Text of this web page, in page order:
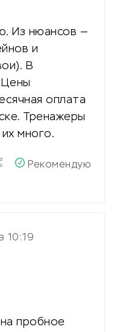
Из нюансов —
и
В
Цены
оплата
Тренажеры
много.
Рекомендую
10:19
пробное